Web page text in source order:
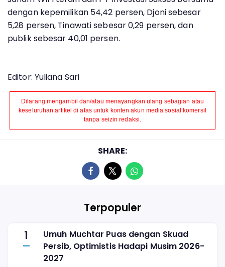
dengan kepemilikan 54,42 persen, Djoni sebesar
5,28 persen, Tinawati sebesar 0,29 persen, dan
publik sebesar 40,01 persen.
Editor: Yuliana Sari
Dilarang mengambil dan/atau menayangkan ulang sebagian atau
keseluruhan artikel di atas untuk konten akun media sosial komersil
tanpa seizin redaksi.
SHARE:
Terpopuler
1
Umuh Muchtar Puas dengan Skuad
Persib, Optimistis Hadapi Musim 2026-
2027